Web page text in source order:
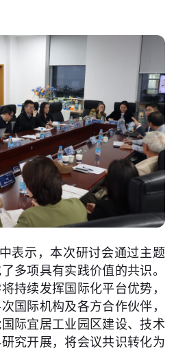
表示，本次研讨会通过主题
多项具有实践价值的共识。
持续发挥国际化平台优势，
国际机构及各方合作伙伴，
际宜居工业园区建设、技术
究开展，将会议共识转化为